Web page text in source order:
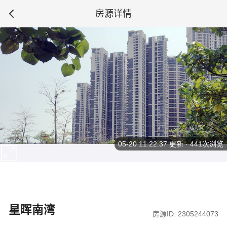
房源详情
星晖南湾 房源ID: 2305244073
05-20 11:22:37更新 · 441次浏览